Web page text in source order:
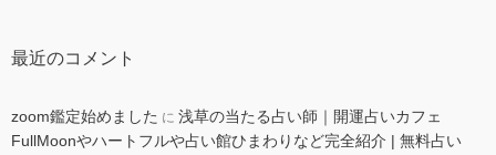
最近のコメント
zoom鑑定始めました に 浅草の当たる占い師｜開運占いカフェ
FullMoonやハートフルや占い館ひまわりなど完全紹介 | 無料占い